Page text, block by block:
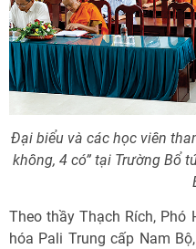
Đại biểu và các học viên
không, 4 có” tại Trường Bổ
Theo thầy Thạch Rích, Phó
hóa Pali Trung cấp Nam